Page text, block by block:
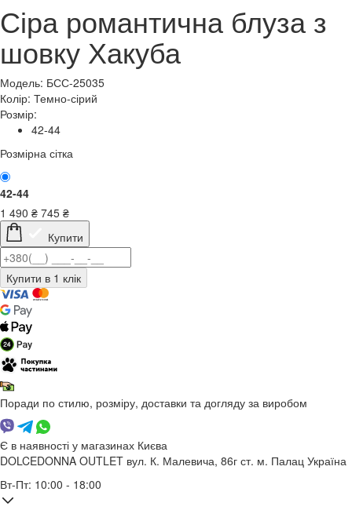
Сіра романтична блуза з
шовку Хакуба
Модель: БСС-25035
Колір: Темно-сірий
Розмір:
42-44
Розмірна сітка
42-44
1 490 ₴ 745 ₴
Купити
Поради по стилю, розміру, доставки та догляду за виробом
Є в наявності у магазинах Києва
DOLCEDONNA OUTLET вул. К. Малевича, 86г ст. м. Палац Україна
Вт-Пт: 10:00 - 18:00